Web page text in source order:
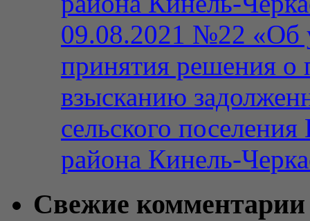
09.08.2021 №22 «Об
принятия решения о
взысканию
сельского
района Кинель-
Свежие комментарии